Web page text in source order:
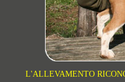
L'ALLEVAMENTO